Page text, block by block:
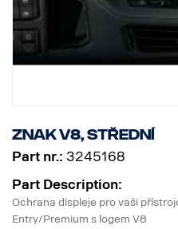
Znak V8, střední
Part nr.: 3245168
Part Description:
Ochrana displeje pro vaši
Entry/Premium s logem V8